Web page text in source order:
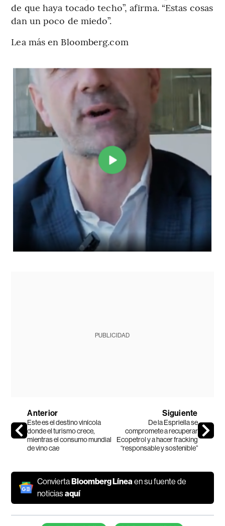
de que haya tocado techo”, afirma. “Estas cosas
dan un poco de miedo”.
Lea más en Bloomberg.com
PUBLICIDAD
Anterior
Este es el destino vinícola
donde el turismo crece,
mientras el consumo mundial
de vino cae
Siguiente
De la Espriella se
compromete a recuperar
Ecopetrol y a hacer fracking
“responsable y sostenible”
ConviertaBloomberg Línea en su fuente de
noticiasaquí